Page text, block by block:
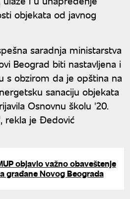
objekata od javnog
saradnja ministarstva
Beograd biti nastavljena i
s obzirom da je opština na
sanaciju objekata
Osnovnu školu '20.
rekla je Đedović
objavio važno obaveštenje
građane Novog Beograda